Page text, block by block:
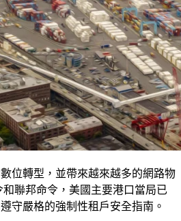
位轉型，並帶來越來越多的網路物
聯邦命令，美國主要港口當局已
守嚴格的強制性租戶安全指南。